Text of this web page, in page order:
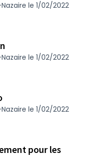
le 1/02/2022
le 1/02/2022
le 1/02/2022
pour les